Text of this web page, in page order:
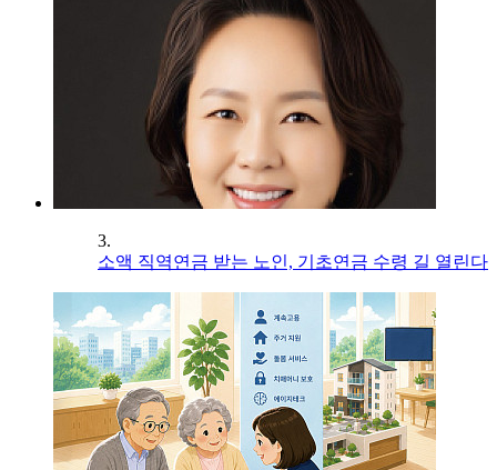
3.
소액 직역연금 받는 노인, 기초연금 수령 길 열린다